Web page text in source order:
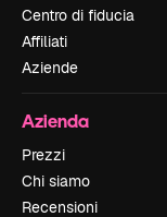
Centro di fiducia
Affiliati
Aziende
Azienda
Prezzi
Chi siamo
Recensioni